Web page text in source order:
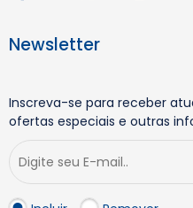
Newsletter
Inscreva-se para receber
ofertas especiais e outras